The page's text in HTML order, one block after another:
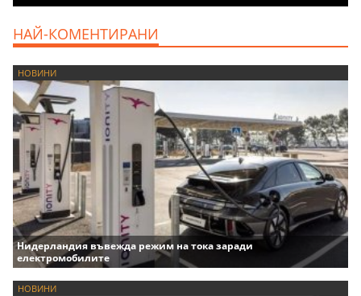
НАЙ-КОМЕНТИРАНИ
НОВИНИ
Нидерландия въвежда режим на тока заради
електромобилите
НОВИНИ